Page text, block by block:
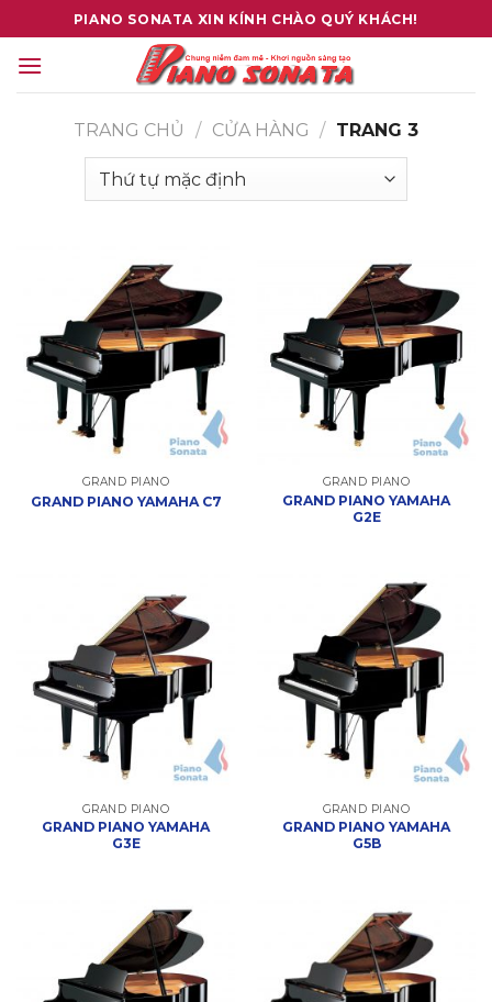
to
content
PIANO SONATA XIN KÍNH CHÀO QUÝ KHÁCH!
TRANG CHỦ / CỬA HÀNG / TRANG 3
GRAND PIANO
GRAND PIANO YAMAHA C7
GRAND PIANO
GRAND PIANO YAMAHA
G2E
GRAND PIANO
GRAND PIANO YAMAHA
G3E
GRAND PIANO
GRAND PIANO YAMAHA
G5B